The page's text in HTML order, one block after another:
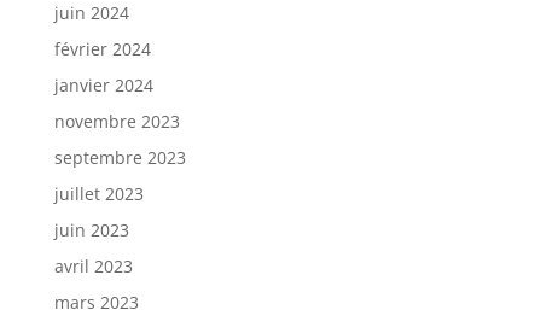
juin 2024
février 2024
janvier 2024
novembre 2023
septembre 2023
juillet 2023
juin 2023
avril 2023
mars 2023